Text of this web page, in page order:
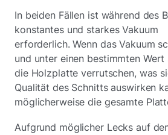
In beiden Fällen ist während des
konstantes und starkes Vakuum
erforderlich. Wenn das Vakuum
und unter einen bestimmten Wert
die Holzplatte verrutschen, was
Qualität des Schnitts auswirken
möglicherweise die gesamte
Aufgrund möglicher Lecks auf